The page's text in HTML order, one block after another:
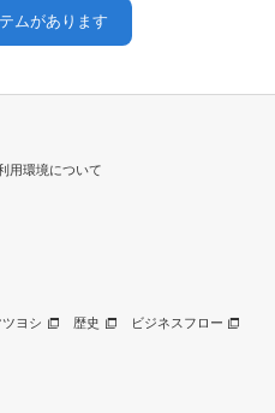
ムがあります
用環境について
ヨシ 歴史 ビジネスフロー